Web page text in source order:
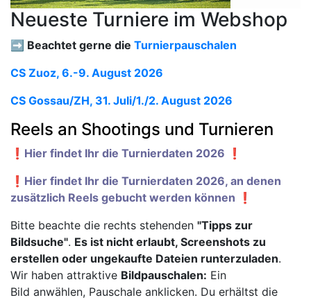
Neueste Turniere im Webshop
➡️ Beachtet gerne die Turnierpauschalen
CS Zuoz, 6.-9. August 2026
CS Gossau/ZH, 31. Juli/1./2. August 2026
Reels an Shootings und Turnieren
❗️Hier findet Ihr die Turnierdaten 2026 ❗️
❗️Hier findet Ihr die Turnierdaten 2026, an denen
zusätzlich Reels gebucht werden können ❗️
Bitte beachte die rechts stehenden "Tipps zur
Bildsuche". Es ist nicht erlaubt, Screenshots zu
erstellen oder ungekaufte Dateien runterzuladen.
Wir haben attraktive Bildpauschalen: Ein
Bild anwählen, Pauschale anklicken. Du erhältst die